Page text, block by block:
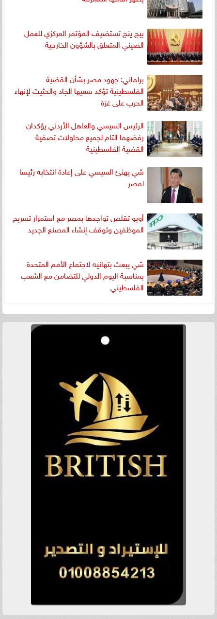
بيج ينج تستضيف المؤتمر المركزي للعمل
الصيني المتعلق بالشؤون الخارجية
برلماني: جهود مصر بشأن القضية
الفلسطينية تؤكد سعيها الجاد والحثيث لإنهاء
الحرب على غزة
الرئيس السيسي والعاهل الأردني يؤكدان
رفضهما التام لجميع محاولات تصفية
القضية الفلسطينية
شي يهنئ السيسي على إعادة انتخابه رئيسا
لمصر
أوبو تقلص تواجدها بمصر مع استمرار تسريح
الموظفين وتوقف إنشاء المصنع الجديد
شي يبعث بتهانيه لاجتماع الأمم المتحدة
بمناسبة اليوم الدولي للتضامن مع الشعب
الفلسطيني